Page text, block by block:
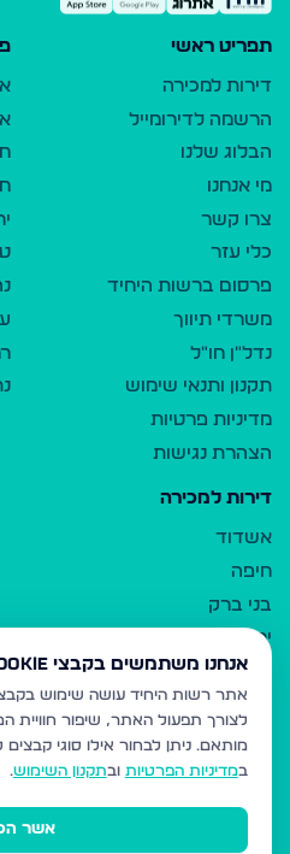
תפריט ראשי
דירות למכירה
הרשמה לדירומייל
הבלוג שלנו
מי אנחנו
צרו קשר
כלי עזר
פרסום ברשות היחיד
משרדי תיווך
נדל"ן חו"ל
תקנון ותנאי שימוש
מדיניות פרטיות
הצהרת נגישות
דירות למכירה
אשדוד
חיפה
בני ברק
ירושלים
אלעד
גבעת זאב
בית שמש
רכסים
מודיעין עילית
אנחנו משתמשים בקבצי Cookie
לצורך תפעול האתר, שיפור חוויית
מותאם. ניתן לבחור אילו סוגי
במדיניות הפרטיות ובתקנון השימוש.
אשר